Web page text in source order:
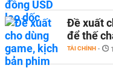
Đề xuất
để thế
TÀI CHÍNH -